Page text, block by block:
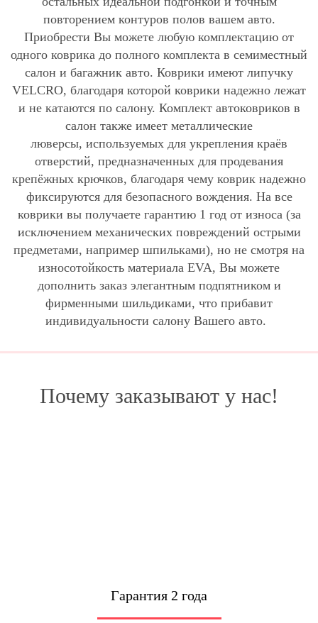
повторением контуров полов вашем авто.
Приобрести Вы можете любую комплектацию от
одного коврика до полного комплекта в семиместный
салон и багажник авто. Коврики имеют липучку
VELCRO, благодаря которой коврики надежно лежат
и не катаются по салону. Комплект автоковриков в
салон также имеет металлические
люверсы, используемых для укрепления краёв
отверстий, предназначенных для продевания
крепёжных крючков, благодаря чему коврик надежно
фиксируются для безопасного вождения. На все
коврики вы получаете гарантию 1 год от износа (за
исключением механических повреждений острыми
предметами, например шпильками), но не смотря на
износотойкость материала EVA, Вы можете
дополнить заказ элегантным подпятником и
фирменными шильдиками, что прибавит
индивидуальности салону Вашего авто.
Почему заказывают у нас!
Гарантия 2 года